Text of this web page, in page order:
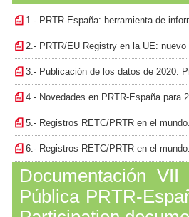
1.- PRTR-España: herramienta de
2.- PRTR/EU Registry en la UE:
3.- Publicación de los datos de 2020.
4.- Novedades en PRTR-España para
5.- Registros RETC/PRTR en el
6.- Registros RETC/PRTR en el
Documentación
Pública PRTR-